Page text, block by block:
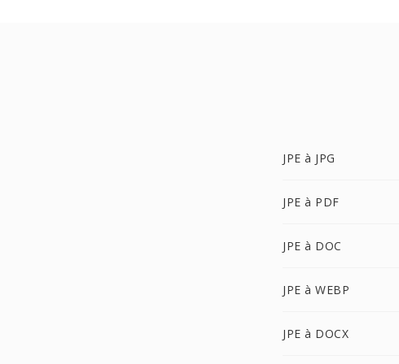
JPE à JPG
JPE à PDF
JPE à DOC
JPE à WEBP
JPE à DOCX